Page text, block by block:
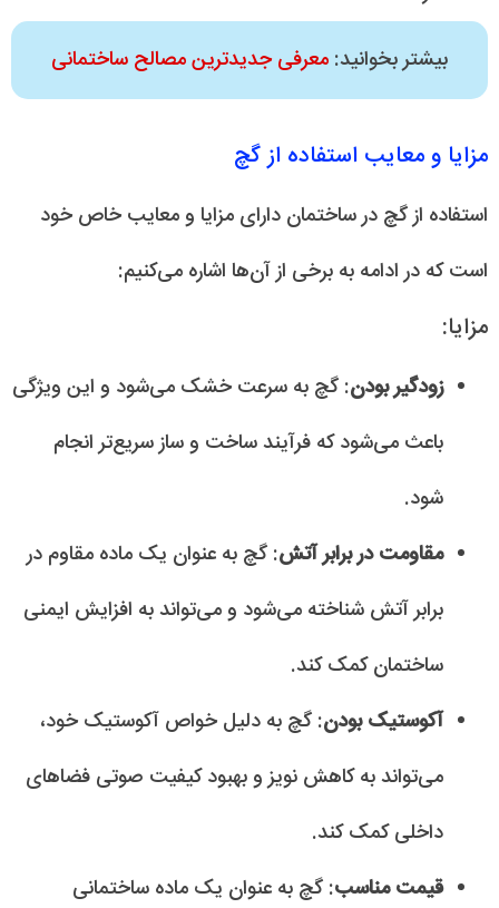
بیشتر بخوانید: معرفی جدیدترین مصالح ساختمانی
مزایا و معایب استفاده از گچ
استفاده از گچ در ساختمان دارای مزایا و معایب خاص خود
است که در ادامه به برخی از آن‌ها اشاره می‌کنیم:
مزایا:
زودگیر بودن: گچ به سرعت خشک می‌شود و این ویژگی
باعث می‌شود که فرآیند ساخت و ساز سریع‌تر انجام
شود.
مقاومت در برابر آتش: گچ به عنوان یک ماده مقاوم در
برابر آتش شناخته می‌شود و می‌تواند به افزایش ایمنی
ساختمان کمک کند.
آکوستیک بودن: گچ به دلیل خواص آکوستیک خود،
می‌تواند به کاهش نویز و بهبود کیفیت صوتی فضاهای
داخلی کمک کند.
قیمت مناسب: گچ به عنوان یک ماده ساختمانی